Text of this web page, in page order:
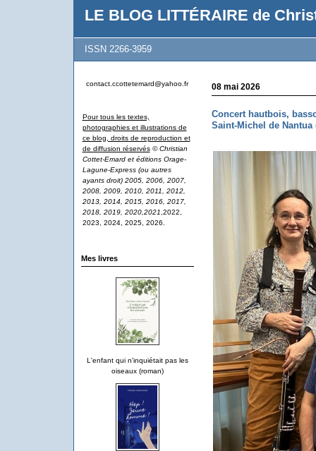
LE BLOG LITTÉRAIRE de
ISSN 2266-3959
contact.ccottetemard@yahoo.fr
Pour tous les textes,
photographies et illustrations de
ce blog, droits de reproduction et
de diffusion réservés © Christian
Cottet-Emard et éditions Orage-
Lagune-Express (ou autres
ayants droit) 2005, 2006, 2007,
2008, 2009, 2010, 2011, 2012,
2013, 2014, 2015, 2016, 2017,
2018, 2019, 2020,2021 ,2022,
2023, 2024, 2025, 2026.
Mes livres
L'enfant qui n'inquiétait pas les
oiseaux (roman)
08 mai 2026
Concert hautbois,
Saint-Michel de Nantua